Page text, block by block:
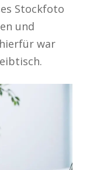
Stockfoto
und
war